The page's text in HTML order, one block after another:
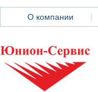
О компании